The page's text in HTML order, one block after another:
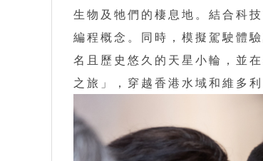
生物及牠們的棲息地。結合科
編程概念。同時，模擬駕駛體
名且歷史悠久的天星小輪，並
之旅」，穿越香港水域和維多利